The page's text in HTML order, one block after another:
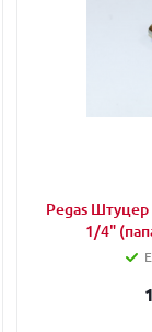
Pegas Штуцер
1/4"